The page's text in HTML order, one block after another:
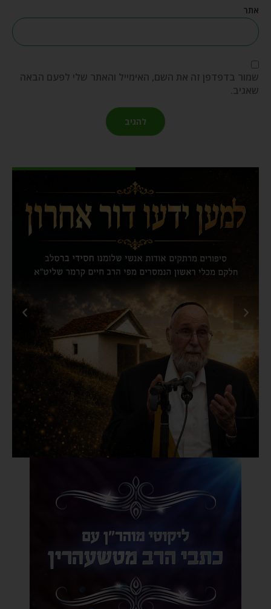
אתר
שמור בדפדפן זה את השם, האימייל והאתר שלי לפעם הבאה
שאגיב.